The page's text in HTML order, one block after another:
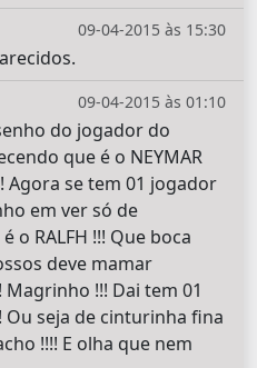
09-04-2015 às 15:30
09-04-2015 às 01:10
do jogador do
que é o NEYMAR
Agora se tem 01 jogador
em ver só de
o RALFH !!! Que boca
deve mamar
Magrinho !!! Dai tem 01
seja de cinturinha fina
!!!! E olha que nem